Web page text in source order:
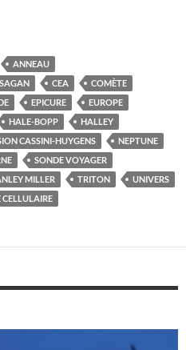
en conférence à Dijon
ANNEAU
CEA
COMÈTE
EPICURE
EUROPE
HALE-BOPP
HALLEY
CASSINI-HUYGENS
NEPTUNE
SONDE VOYAGER
MILLER TRITON
UNIVERS
CELLULAIRE